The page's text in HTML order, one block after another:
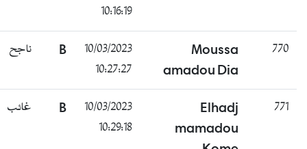
10:16:19
770
Moussa
amadou Dia
10/03/2023
10:27:27
B ناجح
771
Elhadj
mamadou
10/03/2023
10:29:18
B غائب